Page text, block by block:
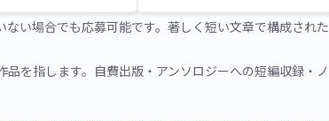
い場合でも応募可能です。著しく短い文章で構成された
を指します。自費出版・アンソロジーへの短編収録・ノ